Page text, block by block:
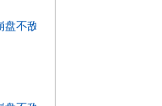
不敌雷